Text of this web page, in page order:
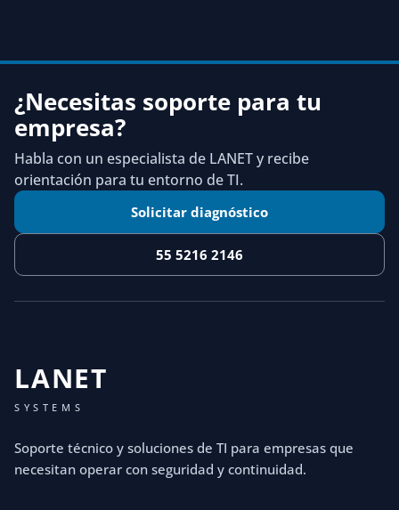
¿Necesitas soporte para tu
empresa?
Habla con un especialista de LANET y recibe
orientación para tu entorno de TI.
Solicitar diagnóstico
55 5216 2146
LANET
SYSTEMS
Soporte técnico y soluciones de TI para empresas que
necesitan operar con seguridad y continuidad.